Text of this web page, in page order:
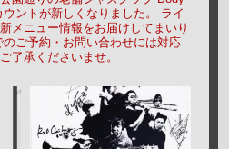
ントが新しくなりました。
ライ
メニュー情報をお届けしてまいり
ご予約・お問い合わせには対応
了承くださいませ。